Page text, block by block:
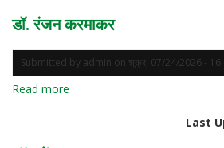
डॉ. रंजन करमाकर
Submitted by admin on शुक्र, 07/24/2026 -
Read more
Last